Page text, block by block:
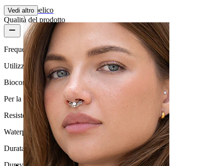
Ombelico
Vedi altro
Qualità del prodotto
Frequenza di utilizzo
Utilizzo quotidiano
Biocompatibilità
Per la maggior parte dei tipi di pelle
Resistenza all'acqua
Waterproof
Durata